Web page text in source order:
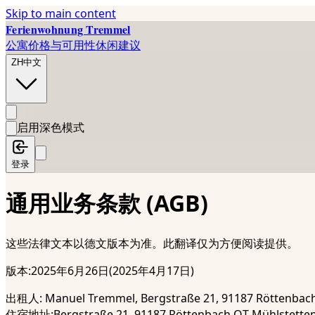
Skip to main content
Ferienwohnung Tremmel
公寓价格与可用性休闲建议
ZH中文
启用深色模式
登录
通用业务条款 (AGB)
这些法律文本以德文版本为准。此翻译仅为方便阅读提供。
版本:2025年6月26日(2025年4月17日)
出租人: Manuel Tremmel, Bergstraße 21, 91187